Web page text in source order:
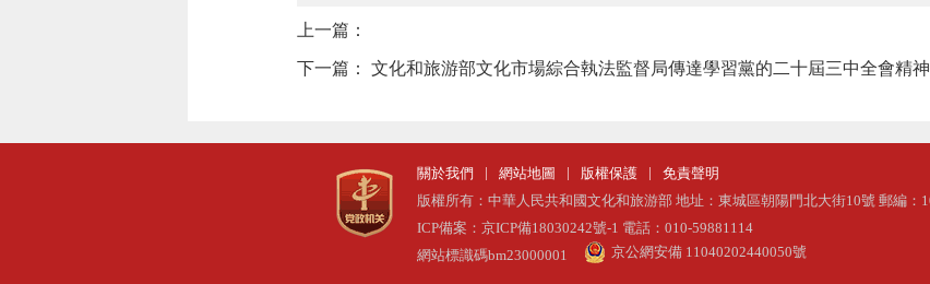
上一篇：
下一篇： 文化和旅游部文化市場綜合執法監督局傳達學習黨的二十屆三中全會精神